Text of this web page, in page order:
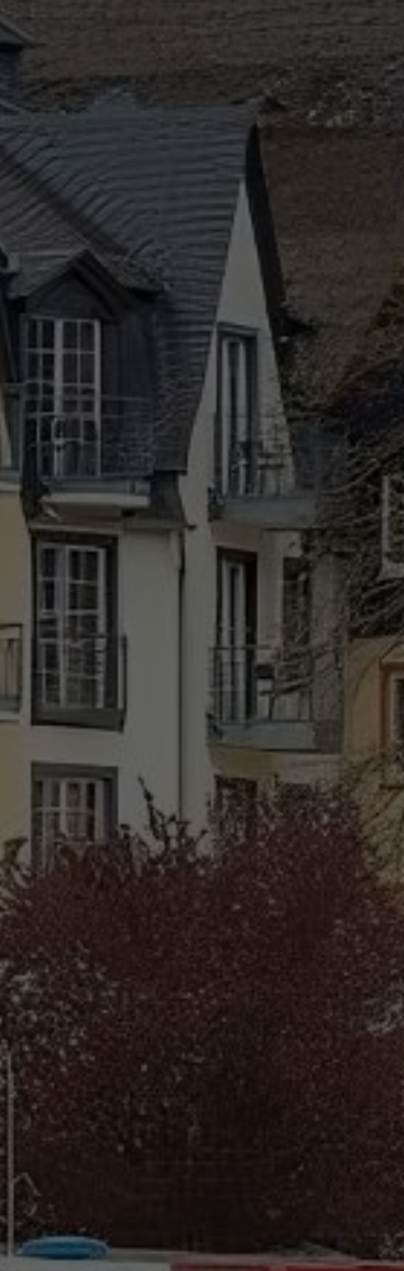
Drop us a line
info@yourdomain.com
About us
Lorem ipsum dolor sit amet, consectetuer adipiscing
elit.
Aenean commodo ligula eget dolor. Aenean massa. Cum
sociis natoque penatibus et magnis dis parturient
montes, nascetur ridiculus mus. Donec quam felis,
ultricies nec.